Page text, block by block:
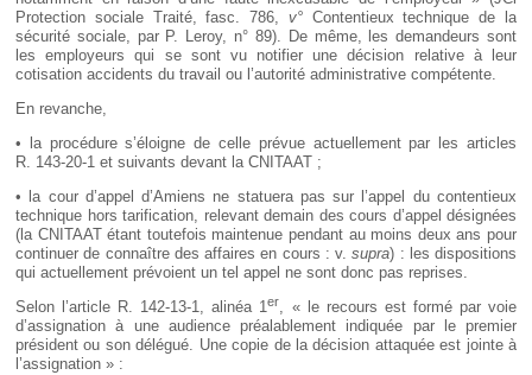
Protection sociale Traité, fasc. 786, v°Contentieux technique de la
sécurité sociale, par P. Leroy, n° 89). De même, les demandeurs sont
les employeurs qui se sont vu notifier une décision relative à leur
cotisation accidents du travail ou l’autorité administrative compétente.
En revanche,
• la procédure s’éloigne de celle prévue actuellement par les articles
R. 143-20-1 et suivants devant la CNITAAT ;
• la cour d’appel d’Amiens ne statuera pas sur l’appel du contentieux
technique hors tarification, relevant demain des cours d’appel désignées
(la CNITAAT étant toutefois maintenue pendant au moins deux ans pour
continuer de connaître des affaires en cours : v.supra) : les dispositions
qui actuellement prévoient un tel appel ne sont donc pas reprises.
Selon l’article R. 142-13-1, alinéa 1er, « le recours est formé par voie
d’assignation à une audience préalablement indiquée par le premier
président ou son délégué. Une copie de la décision attaquée est jointe à
l’assignation » :